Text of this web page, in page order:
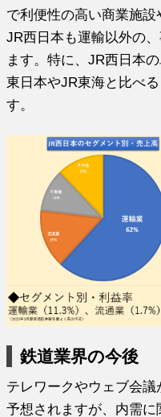
で利便性の高い商業施設
JR西日本も運輸以外の
ます。特に、JR西日本
東日本やJR東海と比べ
す。
鉄道業界の今後
テレワークやウェブ会
予想されますが、内需